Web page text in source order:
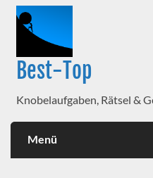
Best-Top
Knobelaufgaben, Rätsel &
Menü